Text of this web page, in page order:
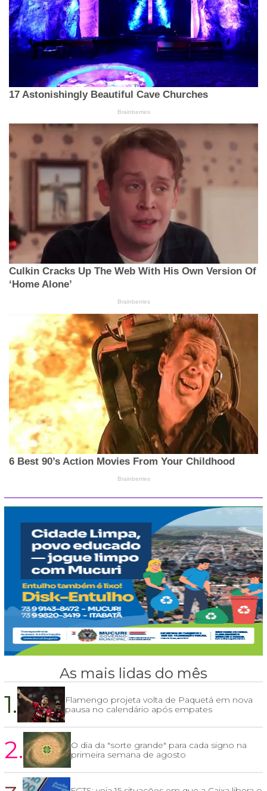
As mais lidas do mês
1.
Flamengo projeta volta de Paquetá em nova
pausa no calendário após empates
2.
O dia da "sorte grande" para cada signo na
primeira semana de agosto